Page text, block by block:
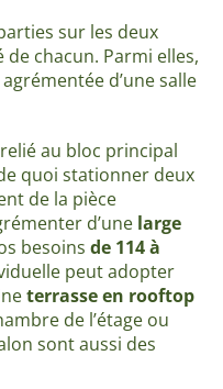
sur les deux
chacun. Parmi elles,
agrémentée d’une salle
au bloc principal
quoi stationner deux
de la pièce
d’une large
besoins de 114 à
peut adopter
terrasse en rooftop
de l’étage ou
sont aussi des